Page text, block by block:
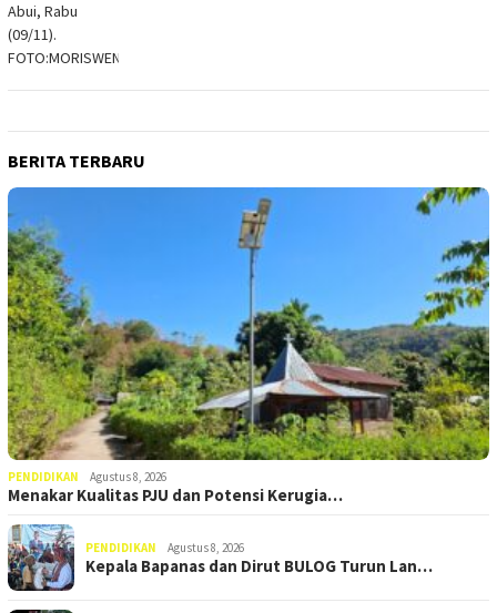
BERITA TERBARU
PENDIDIKAN Agustus 8, 2026
Menakar Kualitas PJU dan Potensi Kerugia…
PENDIDIKAN Agustus 8, 2026
Kepala Bapanas dan Dirut BULOG Turun Lan…